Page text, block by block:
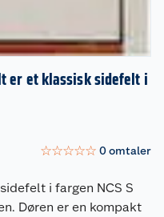
er et klassisk sidefelt i
☆☆☆☆☆ 0omtaler
i fargen NCS S
Døren er en kompakt